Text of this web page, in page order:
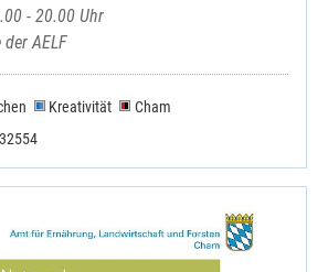
- 20.00 Uhr
AELF
Kreativität
Cham